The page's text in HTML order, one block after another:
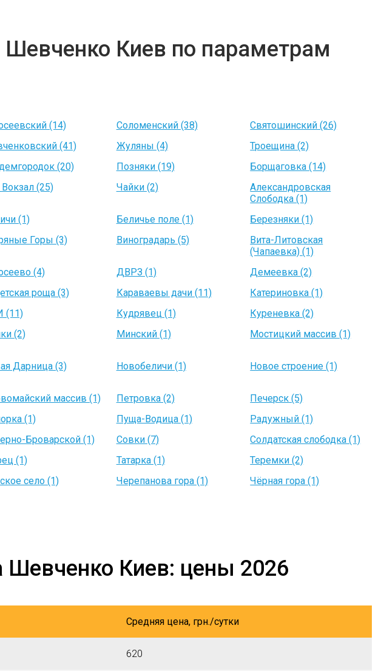
Шевченко Киев по параметрам
(14) Соломенский (38)
Святошинский (26)
(41) Жуляны (4)
Троещина (2)
(20) Позняки (19)
Борщаговка (14)
(25) Чайки (2)
Александровская
Слободка (1)
(1) Беличье поле (1)
Березняки (1)
Горы (3) Виноградарь (5)
Вита-Литовская
(Чапаевка) (1)
(4) ДВРЗ (1)
Демеевка (2)
роща (3) Караваевы дачи (11)
Катериновка (1)
(11) Кудрявец (1)
Куреневка (2)
(2) Минский (1) Мостицкий массив (1)
Дарница (3) Новобеличи (1) Новое строение (1)
массив (1) Петровка (2)
Печерск (5)
(1) Пуща-Водица (1)
Радужный (1)
Броварской (1) Совки (7)
Солдатская слободка (1)
(1) Татарка (1)
Теремки (2)
село (1) Черепанова гора (1)
Чёрная гора (1)
Шевченко Киев: цены 2026
Средняя цена, грн./сутки
620